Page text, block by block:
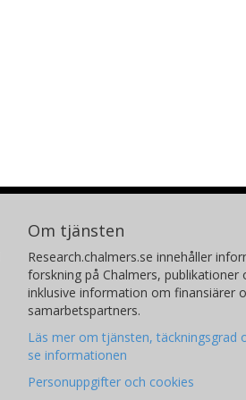
Om tjänsten
Research.chalmers.se innehåller
forskning på Chalmers, publikationer
inklusive information om finansiärer
samarbetspartners.
Läs mer om tjänsten, täckningsgrad
se informationen
Personuppgifter och cookies